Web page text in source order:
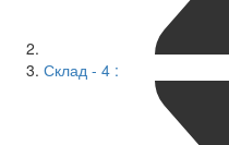
Склад - 4 :